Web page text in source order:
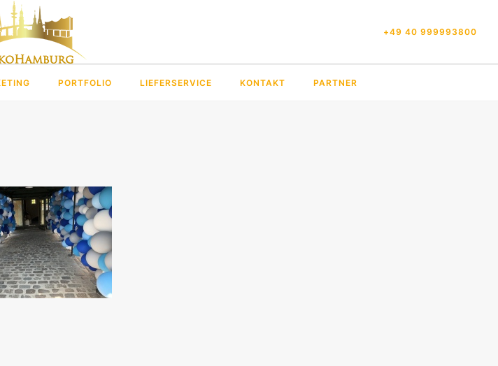
+49 40 999993800
PORTFOLIO LIEFERSERVICE KONTAKT PARTNER